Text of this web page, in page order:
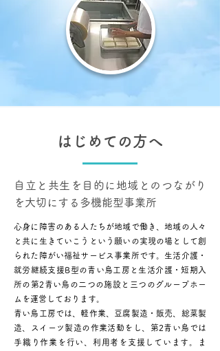
はじめての方へ
自立と共生を目的に地域とのつながり
を大切にする多機能型事業所
心身に障害のある人たちが地域で働き、地域の人々
と共に生きていこうという願いの実現の場として創
られた障がい福祉サービス事業所です。生活介護・
就労継続支援B型の青い鳥工房と生活介護・短期入
所の第2青い鳥の二つの施設と三つのグループホー
ムを運営しております。
青い鳥工房では、軽作業、豆腐製造・販売、総菜製
造、スイーツ製造の作業活動をし、第2青い鳥では
手織り作業を行い、利用者を支援しています。ま